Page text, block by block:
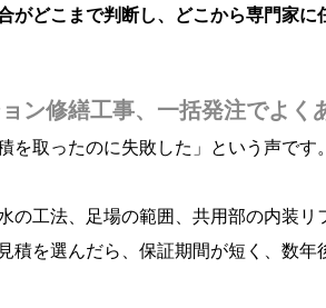
がどこまで判断し、どこから専門家に
ン修繕工事、一括発注でよく
を取ったのに失敗した」という声です
の工法、足場の範囲、共用部の内装リ
積を選んだら、保証期間が短く、数年